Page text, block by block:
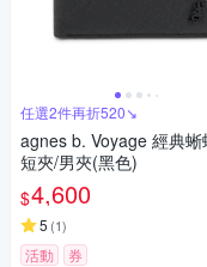
任選2件再折520↘
agnes b. Voyage 經典蜥
短夾/男夾(黑色)
$4,600
5 (1)
活動 券